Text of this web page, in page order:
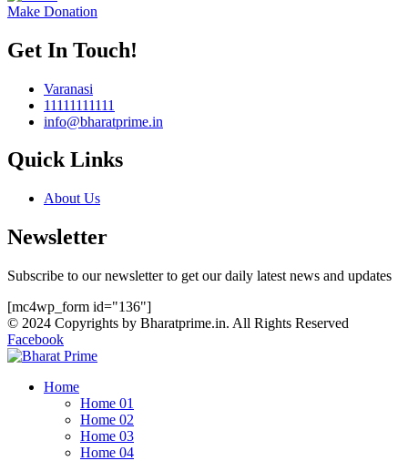
Make Donation
Get In Touch!
Varanasi
11111111111
info@bharatprime.in
Quick Links
About Us
Newsletter
Subscribe to our newsletter to get our daily latest news and updates
[mc4wp_form id="136"]
© 2024 Copyrights by Bharatprime.in. All Rights Reserved
Facebook
Home
Home 01
Home 02
Home 03
Home 04